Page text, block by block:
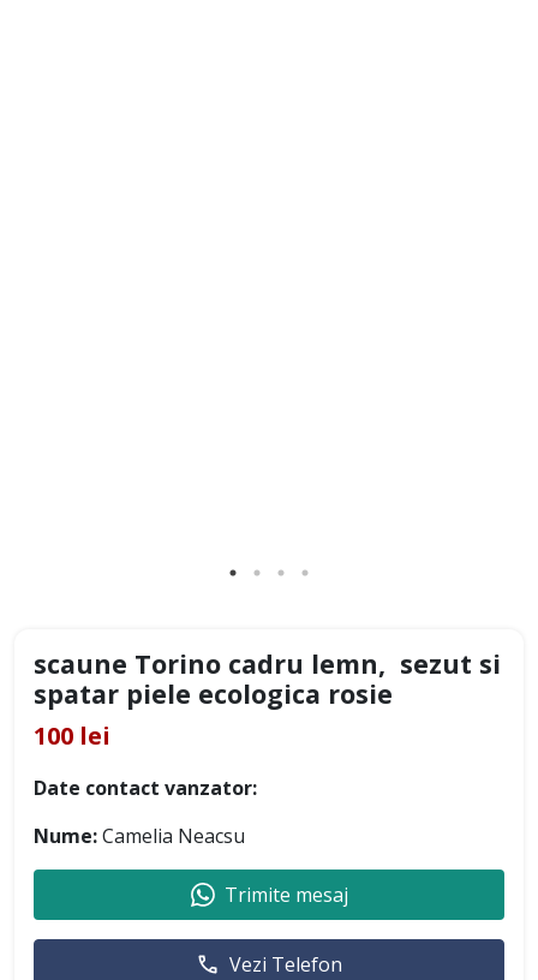
scaune Torino cadru lemn, sezut si
spatar piele ecologica rosie
100 lei
Date contact vanzator:
Nume:Camelia Neacsu
Trimite mesaj
Vezi Telefon